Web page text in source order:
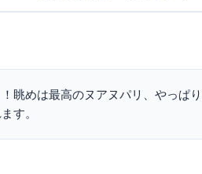
眺めは最高のヌアヌパリ、やっぱ
す。